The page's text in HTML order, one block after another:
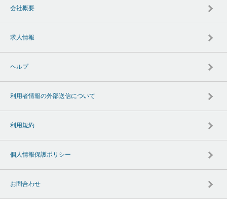
会社概要
求人情報
ヘルプ
利用者情報の外部送信について
利用規約
個人情報保護ポリシー
お問合わせ